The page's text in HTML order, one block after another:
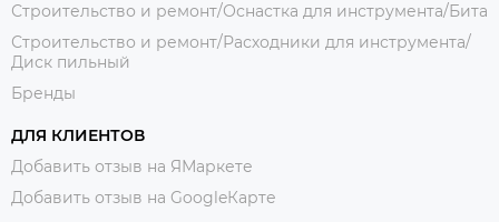
Строительство и ремонт/Оснастка для инструмента/Бита
Строительство и ремонт/Расходники для инструмента/
Диск пильный
Бренды
ДЛЯ КЛИЕНТОВ
Добавить отзыв на ЯМаркете
Добавить отзыв на GoogleКарте